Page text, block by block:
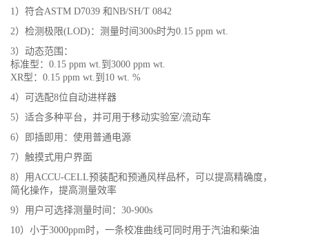
1）符合ASTM D7039 和NB/SH/T 0842
2）检测极限(LOD)：测量时间300s时为0.15 ppm wt.
3）动态范围：
标准型：0.15 ppm wt.到3000 ppm wt.
XR型：0.15 ppm wt.到10 wt. %
4）可选配8位自动进样器
5）适合多种平台，并可用于移动实验室/流动车
6）即插即用：使用普通电源
7）触摸式用户界面
8）用ACCU-CELL预装配和预通风样品杯，可以提高精确度，
简化操作，提高测量效率
9）用户可选择测量时间：30-900s
10）小于3000ppm时，一条校准曲线可同时用于汽油和柴油